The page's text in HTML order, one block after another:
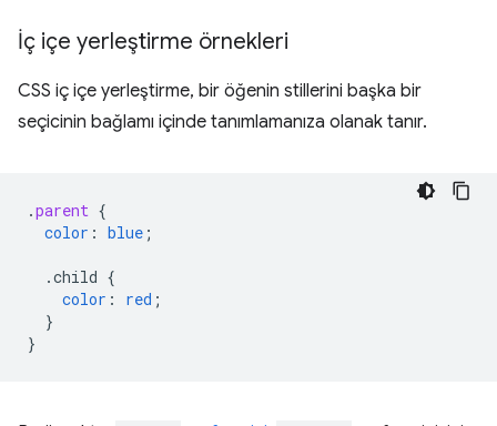
İç içe yerleştirme örnekleri
CSS iç içe yerleştirme, bir öğenin stillerini başka bir
seçicinin bağlamı içinde tanımlamanıza olanak tanır.
.parent {
color : blue ;
.child {
color : red ;
}
}